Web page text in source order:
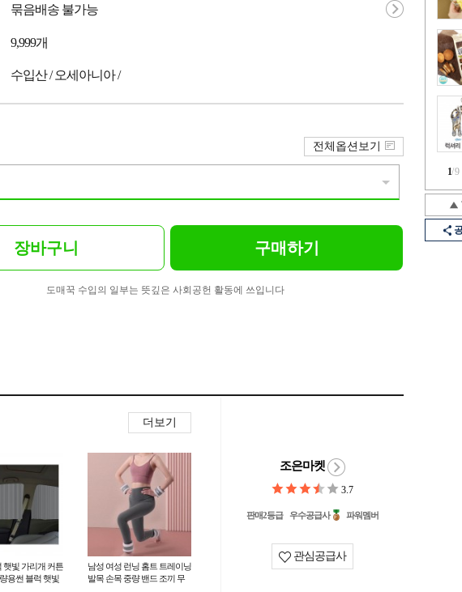
1/9
묶음배송 불가능
9,999개
수입산 / 오세아니아 /
전체옵션보기
장바구니 구매하기
도매꾹 수입의 일부는 뜻깊은 사회공헌 활동에 쓰입니다
더보기
햇빛 가리개 커튼
용썬 블럭 햇빛
남성 여성 런닝 홈트 트레이닝
발목 손목 중량 밴드 조끼 무
조은마켓
3.7
판매2등급 우수공급사 파워멤버
관심공급사